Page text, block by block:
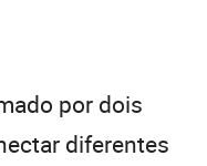
por dois
diferentes